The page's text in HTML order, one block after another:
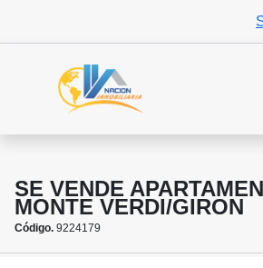
SE VENDE
MONTE VERDI/GIRON
Código. 9224179